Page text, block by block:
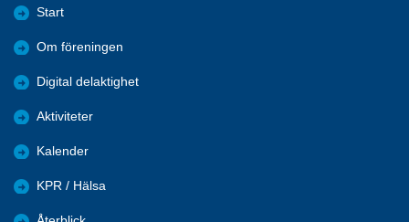
Start
Om föreningen
Digital delaktighet
Aktiviteter
Kalender
KPR / Hälsa